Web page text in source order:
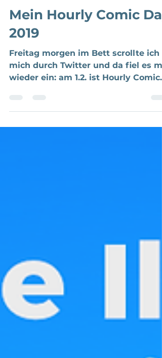
3. Feb. 2019
1 Min. Lesezeit
Mein Hourly Comic Day
2019
Freitag morgen im Bett scrollte ich
mich durch Twitter und da fiel es
Day! An diesem Tag...